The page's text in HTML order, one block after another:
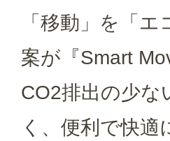
「移動」を「
案が『Smart
CO2排出の少
く、便利で快